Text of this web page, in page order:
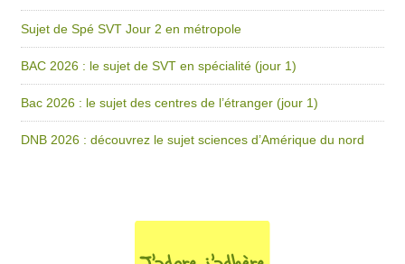
Sujet de Spé SVT Jour 2 en métropole
BAC 2026 : le sujet de SVT en spécialité (jour 1)
Bac 2026 : le sujet des centres de l’étranger (jour 1)
DNB 2026 : découvrez le sujet sciences d’Amérique du nord